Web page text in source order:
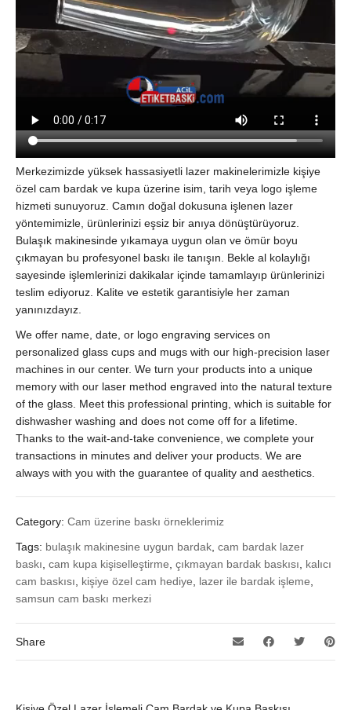
Merkezimizde yüksek hassasiyetli lazer makinelerimizle kişiye
özel cam bardak ve kupa üzerine isim, tarih veya logo işleme
hizmeti sunuyoruz. Camın doğal dokusuna işlenen lazer
yöntemimizle, ürünlerinizi eşsiz bir anıya dönüştürüyoruz.
Bulaşık makinesinde yıkamaya uygun olan ve ömür boyu
çıkmayan bu profesyonel baskı ile tanışın. Bekle al kolaylığı
sayesinde işlemlerinizi dakikalar içinde tamamlayıp ürünlerinizi
teslim ediyoruz. Kalite ve estetik garantisiyle her zaman
yanınızdayız.
We offer name, date, or logo engraving services on
personalized glass cups and mugs with our high-precision laser
machines in our center. We turn your products into a unique
memory with our laser method engraved into the natural texture
of the glass. Meet this professional printing, which is suitable for
dishwasher washing and does not come off for a lifetime.
Thanks to the wait-and-take convenience, we complete your
transactions in minutes and deliver your products. We are
always with you with the guarantee of quality and aesthetics.
Category: Cam üzerine baskı örneklerimiz
Tags: bulaşık makinesine uygun bardak cam bardak lazer
baskı cam kupa kişiselleştirme çıkmayan bardak baskısı
kalıcı
cam baskısı
kişiye özel cam hediye lazer ile bardak işleme
samsun cam baskı merkezi
Share